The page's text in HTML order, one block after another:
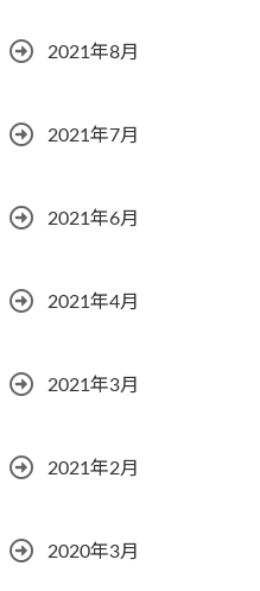
2021年8月
2021年7月
2021年6月
2021年4月
2021年3月
2021年2月
2020年3月